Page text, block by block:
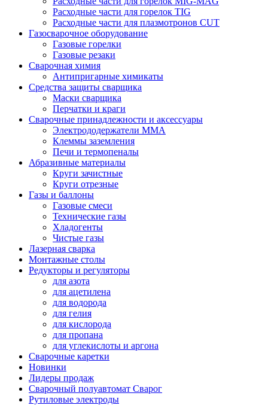
Расходные части для горелок TIG
Расходные части для плазмотронов CUT
Газосварочное оборудование
Газовые горелки
Газовые резаки
Сварочная химия
Антипригарные химикаты
Средства защиты сварщика
Маски сварщика
Перчатки и краги
Сварочные принадлежности и аксессуары
Электрододержатели MMA
Клеммы заземления
Печи и термопеналы
Абразивные материалы
Круги зачистные
Круги отрезные
Газы и баллоны
Газовые смеси
Технические газы
Хладогенты
Чистые газы
Лазерная сварка
Монтажные столы
Редукторы и регуляторы
для азота
для ацетилена
для водорода
для гелия
для кислорода
для пропана
для углекислоты и аргона
Сварочные каретки
Новинки
Лидеры продаж
Сварочный полуавтомат Сварог
Рутиловые электроды